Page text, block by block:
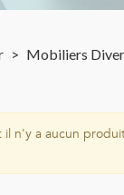
> Mobiliers
il n'y a aucun